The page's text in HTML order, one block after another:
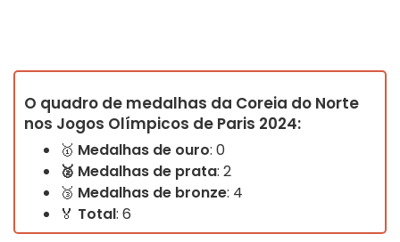
O quadro de medalhas da Coreia do Norte
nos Jogos Olímpicos de Paris 2024:
🥇 Medalhas de ouro: 0
🥈 Medalhas de prata: 2
🥉 Medalhas de bronze: 4
🏅 Total: 6